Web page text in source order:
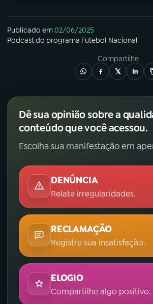
Publicado em02/06/2025
Podcastdo programa Futebol Nacional
Compartilhe
Dê sua opinião sobre a
conteúdo que você acessou.
Escolha sua manifestação em
DENÚNCIA
Relate irregularidades.
RECLAMAÇÃO
Registre sua insatisfação.
ELOGIO
Compartilhe algo positivo.